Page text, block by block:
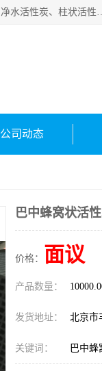
北京中航豫泓环保技术有限公司主要生产经营蜂窝状活性炭、椰子壳活性炭、污水絮凝剂
公司动态
巴中蜂窝状活
价格： 面议
产品数量：
发货地址： 北京市
关键词： 巴中蜂